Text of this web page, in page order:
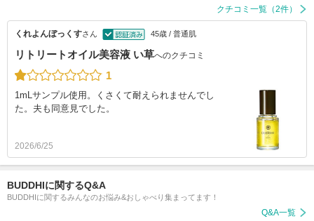
クチコミ一覧（2件）
くれよんぼっくすさん 45歳 / 普通肌
リトリートオイル美容液 い草へのクチコミ
1
1mLサンプル使用。くさくて耐えられませんでし
た。夫も同意見でした。
2026/6/25
BUDDHIに関するQ&A
BUDDHIに関するみんなのお悩み&おしゃべり集まってます！
Q&A一覧